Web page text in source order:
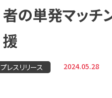
者の単発マッチ
援
プレスリリース 2024.05.28